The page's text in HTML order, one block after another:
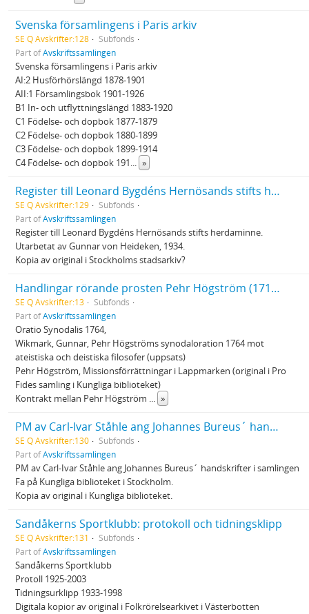
Svenska församlingens i Paris arkiv
SE Q Avskrifter:128
Subfonds
Part ofAvskriftssamlingen
Svenska församlingens i Paris arkiv
AI:2 Husförhörslängd 1878-1901
AII:1 Församlingsbok 1901-1926
B1 In- och utflyttningslängd 1883-1920
C1 Födelse- och dopbok 1877-1879
C2 Födelse- och dopbok 1880-1899
C3 Födelse- och dopbok 1899-1914
C4 Födelse- och dopbok 191... »
Register till Leonard Bygdéns Hernösands stifts herdaminne
SE Q Avskrifter:129
Subfonds
Part ofAvskriftssamlingen
Register till Leonard Bygdéns Hernösands stifts herdaminne.
Utarbetat av Gunnar von Heideken, 1934.
Kopia av original i Stockholms stadsarkiv?
Handlingar rörande prosten Pehr Högström (1714 - 1784)
SE Q Avskrifter:13
Subfonds
Part ofAvskriftssamlingen
Oratio Synodalis 1764,
Wikmark, Gunnar, Pehr Högströms synodaloration 1764 mot
ateistiska och deistiska filosofer (uppsats)
Pehr Högström, Missionsförrättningar i Lappmarken (original i Pro
Fides samling i Kungliga biblioteket)
Kontrakt mellan Pehr Högström ... »
PM av Carl-Ivar Ståhle ang Johannes Bureus´ handskrifter i samlingen Fa på Kungliga biblioteket i Stockholm
SE Q Avskrifter:130
Subfonds
Part ofAvskriftssamlingen
PM av Carl-Ivar Ståhle ang Johannes Bureus´ handskrifter i samlingen
Fa på Kungliga biblioteket i Stockholm.
Kopia av original i Kungliga biblioteket.
Sandåkerns Sportklubb: protokoll och tidningsklipp
SE Q Avskrifter:131
Subfonds
Part ofAvskriftssamlingen
Sandåkerns Sportklubb
Protoll 1925-2003
Tidningsurklipp 1933-1998
Digitala kopior av original i Folkrörelsearkivet i Västerbotten